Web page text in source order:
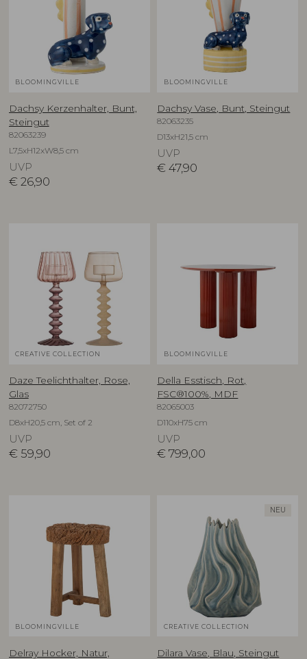
BLOOMINGVILLE
Dachsy Kerzenhalter, Bunt,
Steingut
82063239
L7,5xH12xW8,5 cm
UVP
€ 26,90
BLOOMINGVILLE
Dachsy Vase, Bunt, Steingut
82063235
D13xH21,5 cm
UVP
€ 47,90
CREATIVE COLLECTION
Daze Teelichthalter, Rose,
Glas
82072750
D8xH20,5 cm, Set of 2
UVP
€ 59,90
BLOOMINGVILLE
Della Esstisch, Rot,
FSC®100%, MDF
82065003
D110xH75 cm
UVP
€ 799,00
BLOOMINGVILLE
Delray Hocker, Natur,
NEU
CREATIVE COLLECTION
Dilara Vase, Blau, Steingut